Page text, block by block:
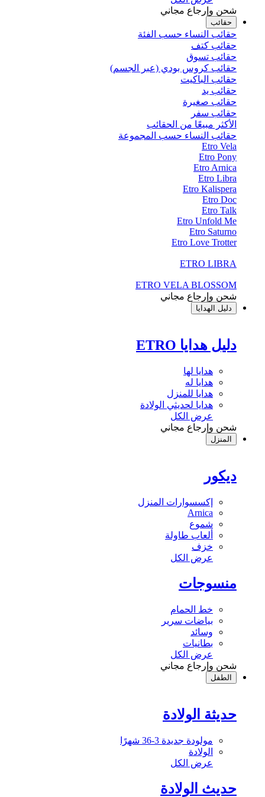
شحن وإرجاع مجاني
حقائب
حقائب النساء حسب الفئة
حقائب كتف
حقائب تسوق
حقائب كروس بودي (عبر الجسم)
حقائب الباكيت
حقائب يد
حقائب صغيرة
حقائب سفر
الأكثر مبيعًا من الحقائب
حقائب النساء حسب المجموعة
Etro Vela
Etro Pony
Etro Arnica
Etro Libra
Etro Kalispera
Etro Doc
Etro Talk
Etro Unfold Me
Etro Saturno
Etro Love Trotter
ETRO LIBRA
ETRO VELA BLOSSOM
شحن وإرجاع مجاني
دليل الهدايا
دليل هدايا ETRO
هدايا لها
هدايا له
هدايا للمنزل
هدايا لحديثي الولادة
عرض الكل
شحن وإرجاع مجاني
المنزل
ديكور
إكسسوارات المنزل
Arnica
شموع
ألعاب طاولة
خزف
عرض الكل
منسوجات
خط الحمام
بياضات سرير
وسائد
بطانيات
عرض الكل
شحن وإرجاع مجاني
الطفل
حديثة الولادة
مولودة جديدة 3-36 شهرًا
الولادة
عرض الكل
حديث الولادة